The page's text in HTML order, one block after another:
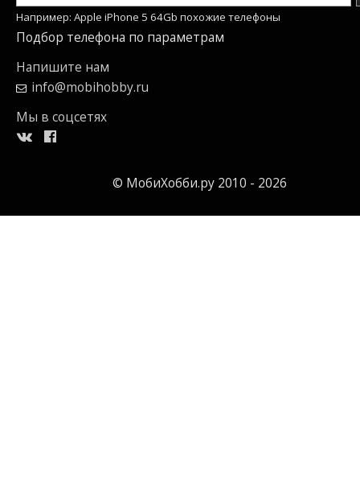
Например: Apple iPhone 5 64Gb похожие телефоны
Подбор телефона по параметрам
Напишите нам
info@mobihobby.ru
Мы в соцсетях
© МобиХобби.ру 2010 - 2026